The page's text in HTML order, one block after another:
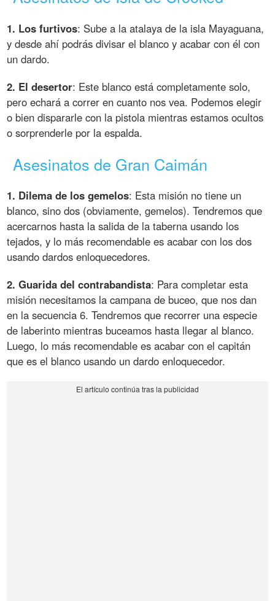
1. Los furtivos: Sube a la atalaya de la isla Mayaguana,
y desde ahí podrás divisar el blanco y acabar con él con
un dardo.
2. El desertor: Este blanco está completamente solo,
pero echará a correr en cuanto nos vea. Podemos elegir
o bien dispararle con la pistola mientras estamos ocultos
o sorprenderle por la espalda.
Asesinatos de Gran Caimán
1. Dilema de los gemelos: Esta misión no tiene un
blanco, sino dos (obviamente, gemelos). Tendremos que
acercarnos hasta la salida de la taberna usando los
tejados, y lo más recomendable es acabar con los dos
usando dardos enloquecedores.
2. Guarida del contrabandista: Para completar esta
misión necesitamos la campana de buceo, que nos dan
en la secuencia 6. Tendremos que recorrer una especie
de laberinto mientras buceamos hasta llegar al blanco.
Luego, lo más recomendable es acabar con el capitán
que es el blanco usando un dardo enloquecedor.